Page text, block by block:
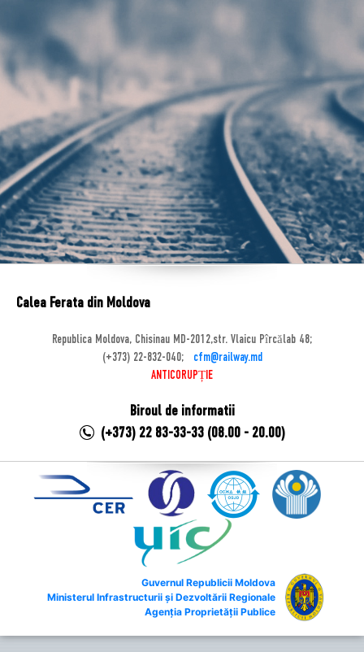
Calea Ferata din Moldova
Republica Moldova, Chisinau MD-2012,str. Vlaicu Pîrcălab 48;
(+373) 22-832-040;
cfm@railway.md
ANTICORUPȚIE
Biroul de informatii
(+373) 22 83-33-33 (08.00 - 20.00)
Guvernul Republicii Moldova
Ministerul Infrastructurii și Dezvoltării Regionale
Agenția Proprietății Publice